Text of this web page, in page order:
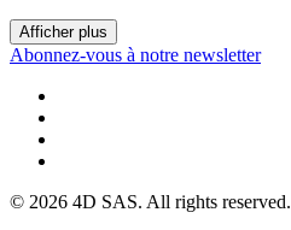
Afficher plus
Abonnez-vous à notre newsletter
© 2026 4D SAS. All rights reserved.